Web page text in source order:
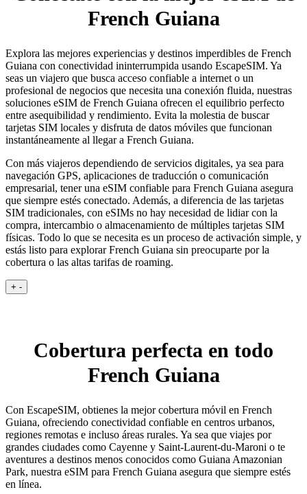
French Guiana
Explora las mejores experiencias y destinos imperdibles de French
Guiana con conectividad ininterrumpida usando EscapeSIM. Ya
seas un viajero que busca acceso confiable a internet o un
profesional de negocios que necesita una conexión fluida, nuestras
soluciones eSIM de French Guiana ofrecen el equilibrio perfecto
entre asequibilidad y rendimiento. Evita la molestia de buscar
tarjetas SIM locales y disfruta de datos móviles que funcionan
instantáneamente al llegar a French Guiana.
Con más viajeros dependiendo de servicios digitales, ya sea para
navegación GPS, aplicaciones de traducción o comunicación
empresarial, tener una eSIM confiable para French Guiana asegura
que siempre estés conectado. Además, a diferencia de las tarjetas
SIM tradicionales, con eSIMs no hay necesidad de lidiar con la
compra, intercambio o almacenamiento de múltiples tarjetas SIM
físicas. Todo lo que se necesita es un proceso de activación simple, y
estás listo para explorar French Guiana sin preocuparte por la
cobertura o las altas tarifas de roaming.
+ -
Cobertura perfecta en todo
French Guiana
Con EscapeSIM, obtienes la mejor cobertura móvil en French
Guiana, ofreciendo conectividad confiable en centros urbanos,
regiones remotas e incluso áreas rurales. Ya sea que viajes por
grandes ciudades como Cayenne y Saint-Laurent-du-Maroni o te
aventures a destinos menos conocidos como Guiana Amazonian
Park, nuestra eSIM para French Guiana asegura que siempre estés
en línea.